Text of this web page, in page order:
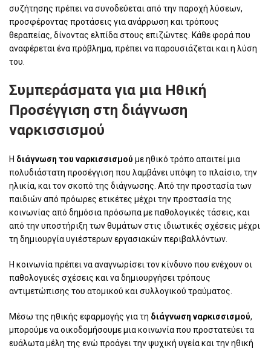
συζήτησης πρέπει να συνοδεύεται από την παροχή λύσεων,
προσφέροντας προτάσεις για ανάρρωση και τρόπους
θεραπείας, δίνοντας ελπίδα στους επιζώντες. Κάθε φορά που
αναφέρεται ένα πρόβλημα, πρέπει να παρουσιάζεται και η λύση
του.
Συμπεράσματα για μια Ηθική
Προσέγγιση στη διάγνωση
ναρκισσισμού
Η διάγνωση του ναρκισσισμού με ηθικό τρόπο απαιτεί μια
πολυδιάστατη προσέγγιση που λαμβάνει υπόψη το πλαίσιο, την
ηλικία, και τον σκοπό της διάγνωσης. Από την προστασία των
παιδιών από πρόωρες ετικέτες μέχρι την προστασία της
κοινωνίας από δημόσια πρόσωπα με παθολογικές τάσεις, και
από την υποστήριξη των θυμάτων στις ιδιωτικές σχέσεις μέχρι
τη δημιουργία υγιέστερων εργασιακών περιβαλλόντων.
Η κοινωνία πρέπει να αναγνωρίσει τον κίνδυνο που ενέχουν οι
παθολογικές σχέσεις και να δημιουργήσει τρόπους
αντιμετώπισης του ατομικού και συλλογικού τραύματος.
Μέσω της ηθικής εφαρμογής για τη διάγνωση ναρκισσισμού,
μπορούμε να οικοδομήσουμε μια κοινωνία που προστατεύει τα
ευάλωτα μέλη της ενώ προάγει την ψυχική υγεία και την ηθική